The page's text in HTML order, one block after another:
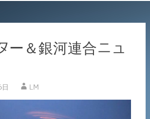
ー＆銀河連合ニュ
LM